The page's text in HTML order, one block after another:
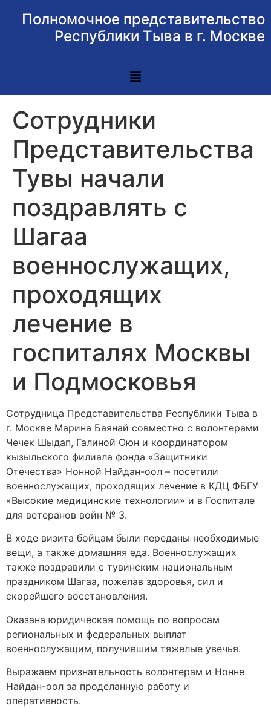
Полномочное представительство
Республики Тыва в г. Москве
Сотрудники
Представительства
Тувы начали
поздравлять с
Шагаа
военнослужащих,
проходящих
лечение в
госпиталях Москвы
и Подмосковья
Сотрудница Представительства Республики Тыва в
г. Москве Марина Баянай совместно с волонтерами
Чечек Шыдап, Галиной Оюн и координатором
кызыльского филиала фонда «Защитники
Отечества» Нонной Найдан-оол – посетили
военнослужащих, проходящих лечение в КДЦ ФБГУ
«Высокие медицинские технологии» и в Госпитале
для ветеранов войн № 3.
В ходе визита бойцам были переданы необходимые
вещи, а также домашняя еда. Военнослужащих
также поздравили с тувинским национальным
праздником Шагаа, пожелав здоровья, сил и
скорейшего восстановления.
Оказана юридическая помощь по вопросам
региональных и федеральных выплат
военнослужащим, получившим тяжелые увечья.
Выражаем признательность волонтерам и Нонне
Найдан-оол за проделанную работу и
оперативность.